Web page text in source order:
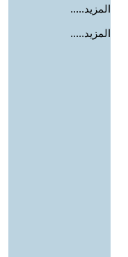
المزيد.....
المزيد.....